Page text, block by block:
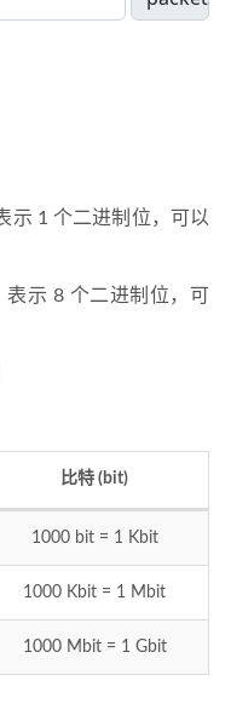
示 1 个二进制位，可以
表示 8 个二进制位，可
比特 (bit)
1000 bit = 1 Kbit
1000 Kbit = 1 Mbit
1000 Mbit = 1 Gbit